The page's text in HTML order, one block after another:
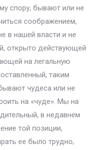
спору, бывают или не
соображением,
в нашей власти и не
открыто действующей
на легальную
таким
чудеса или не
на «чуде». Мы на
в недавнем
той позиции,
ее было трудно,